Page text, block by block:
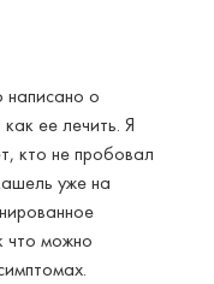
написано о
ее лечить. Я
кто не пробовал
уже на
что можно